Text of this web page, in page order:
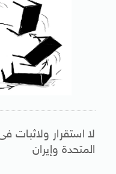
لا استقرار ولاثبات
المتحدة وإيران